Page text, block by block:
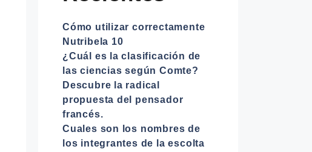
Cómo utilizar correctamente
Nutribela 10
¿Cuál es la clasificación de
las ciencias según Comte?
Descubre la radical
propuesta del pensador
francés.
Cuales son los nombres de
los integrantes de la escolta